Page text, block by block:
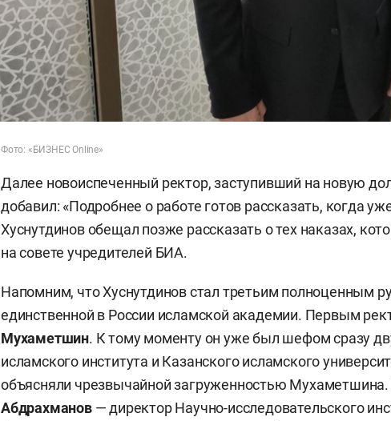
Фото: «БИЗНЕС Online»
Далее новоиспеченный ректор, заступивший на новую
добавил: «Подробнее о работе готов рассказать, когда
Хуснутдинов обещал позже рассказать о тех наказах,
на совете учредителей БИА.
Напомним, что Хуснутдинов стал третьим полноценным
единственной в России исламской академии. Первым
Мухаметшин. К тому моменту он уже был шефом сразу
исламского института и Казанского исламского
объясняли чрезвычайной загруженностью
Абдрахманов— директор Научно-исследовательского